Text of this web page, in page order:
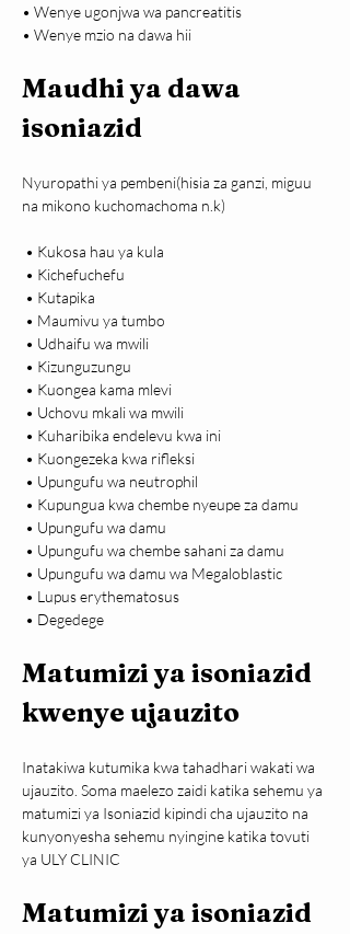
• Wenye ugonjwa wa pancreatitis
• Wenye mzio na dawa hii
Maudhi ya dawa
isoniazid
Nyuropathi ya pembeni(hisia za ganzi, miguu
na mikono kuchomachoma n.k)
• Degedege
Matumizi ya isoniazid
kwenye ujauzito
Inatakiwa kutumika kwa tahadhari wakati wa
ujauzito. Soma maelezo zaidi katika sehemu ya
matumizi ya Isoniazid kipindi cha ujauzito na
kunyonyesha sehemu nyingine katika tovuti
ya ULY CLINIC
Matumizi ya isoniazid